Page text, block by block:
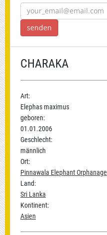
CHARAKA
Art:
Elephas maximus
geboren:
01.01.2006
Geschlecht:
männlich
Ort:
Pinnawala Elephant Orphanage
Land:
Sri Lanka
Kontinent:
Asien